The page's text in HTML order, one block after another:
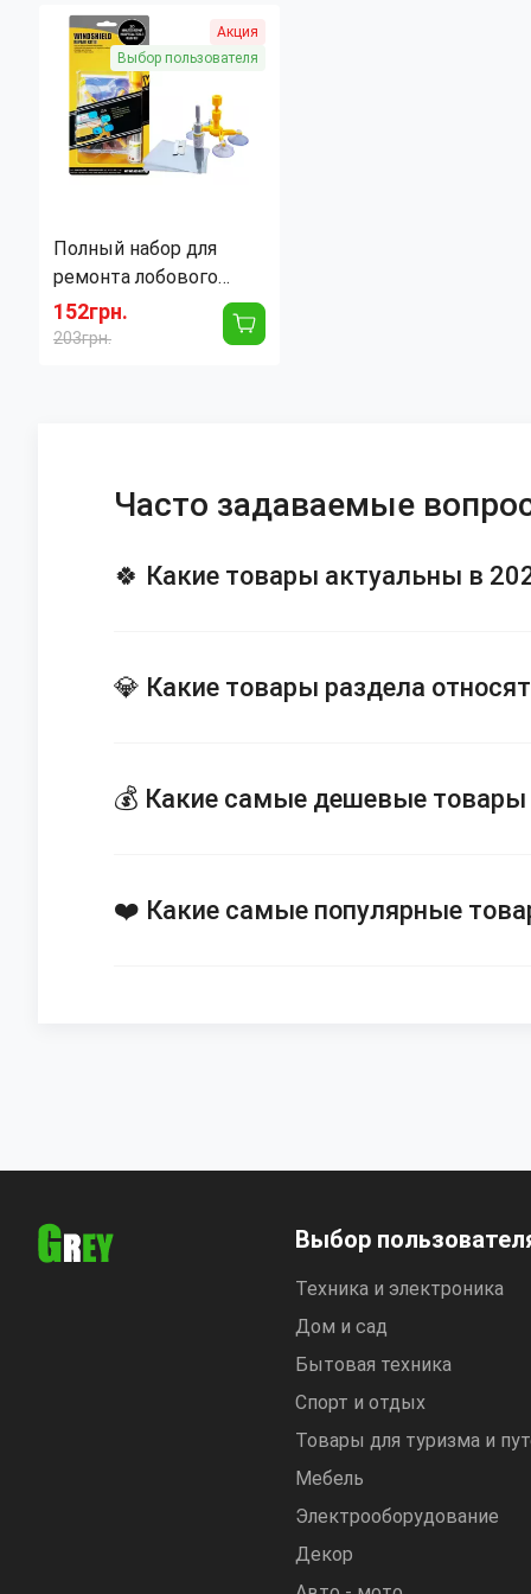
Акция
Выбор пользователя
Полный набор для
ремонта лобового
стекла Sunroz
Windshield Repair Kit
152грн.
203грн.
Часто задаваемые
🍀 Какие товары актуальны в
💎 Какие товары раздела
💰 Какие самые дешевые товары
❤️ Какие самые популярные
Выбор
Техника и электроника
Дом и сад
Бытовая техника
Спорт и отдых
Товары для туризма и
Мебель
Электрооборудование
Декор